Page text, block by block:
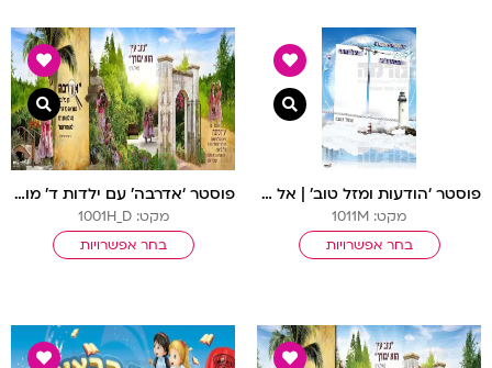
פוסטר ‘הודעות ומזל טוב’ | אל עול מצוות
מקט: 1011M
בחר אפשרויות
צפייה מהירה
פוסטר ‘אדרבה’ עם ילדות ד’ מודגשת
מקט: 1001H_D
בחר אפשרויות